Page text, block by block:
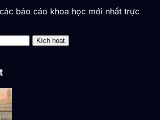
báo cáo khoa học mới nhất trực
Kích hoạt